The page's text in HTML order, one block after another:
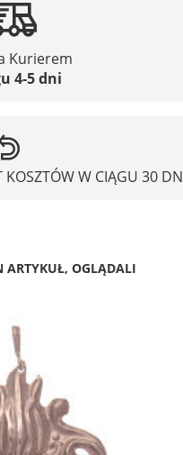
Kurierem
4-5 dni
KOSZTÓW W CIĄGU 30
ARTYKUŁ, OGLĄDALI